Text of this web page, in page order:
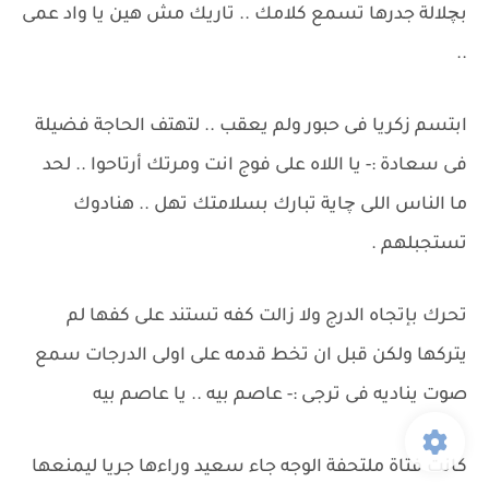
بچلالة جدرها تسمع كلامك .. تاريك مش هين يا واد عمى
..
ابتسم زكريا فى حبور ولم يعقب .. لتهتف الحاجة فضيلة
فى سعادة :- يا اللاه على فوج انت ومرتك أرتاحوا .. لحد
ما الناس اللى چاية تبارك بسلامتك تهل .. هنادوك
تستجبلهم .
تحرك بإتجاه الدرج ولا زالت كفه تستند على كفها لم
يتركها ولكن قبل ان تخط قدمه على اولى الدرجات سمع
صوت يناديه فى ترجى :- عاصم بيه .. يا عاصم بيه
كانت فتاة ملتحفة الوجه جاء سعيد وراءها جريا ليمنعها